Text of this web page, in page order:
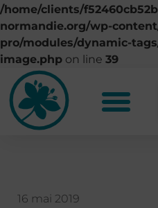
/home/clients/
normandie.org/wp-
pro/modules/dynamic-
image.php on line 39
16 mai 2019